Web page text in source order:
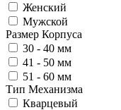
Женский
Мужской
Размер Корпуса
30 - 40 мм
41 - 50 мм
51 - 60 мм
Тип Механизма
Кварцевый